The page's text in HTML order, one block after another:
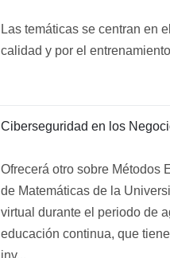
Las temáticas se centran en
calidad y por el
Ciberseguridad en los
Ofrecerá otro sobre Métodos
de Matemáticas de la
virtual durante el periodo de
educación continua, que
inv...